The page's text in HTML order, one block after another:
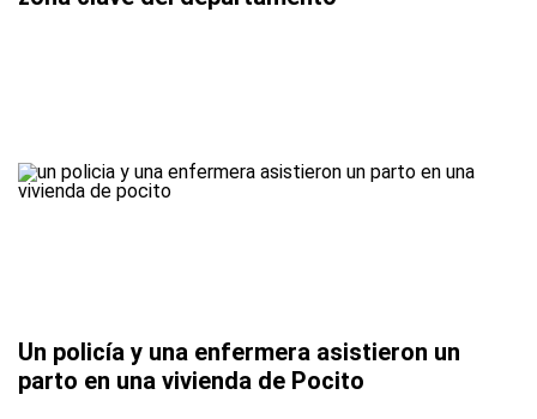
Un policía y una enfermera asistieron un
parto en una vivienda de Pocito